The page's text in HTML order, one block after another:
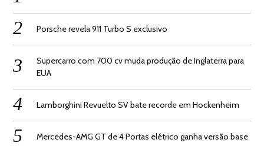
Porsche revela 911 Turbo S exclusivo
Supercarro com 700 cv muda produção de Inglaterra para
EUA
Lamborghini Revuelto SV bate recorde em Hockenheim
Mercedes-AMG GT de 4 Portas elétrico ganha versão base